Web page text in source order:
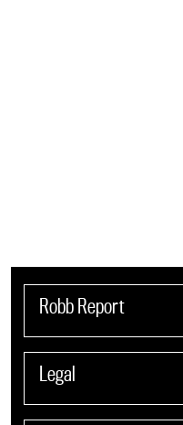
Robb Report
Legal